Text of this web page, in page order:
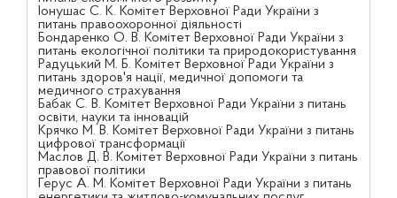
Іонушас С. К. Комітет Верховної Ради України з
питань правоохоронної діяльності
Бондаренко О. В. Комітет Верховної Ради України з
питань екологічної політики та природокористування
Радуцький М. Б. Комітет Верховної Ради України з
питань здоров'я нації, медичної допомоги та
медичного страхування
Бабак С. В. Комітет Верховної Ради України з питань
освіти, науки та інновацій
Крячко М. В. Комітет Верховної Ради України з питань
цифрової трансформації
Маслов Д. В. Комітет Верховної Ради України з питань
правової політики
Герус А. М. Комітет Верховної Ради України з питань